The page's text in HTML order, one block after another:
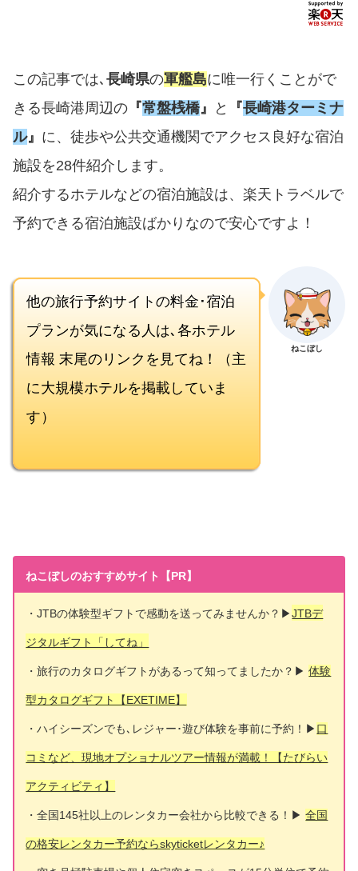
ー直通
港⇒福江空港（ＡＮ
この記事では､ 長崎県の軍艦島に唯一行くことがで
きる長崎港周辺の 『常盤桟橋』 と 『長崎港ターミナ
ル』 に、徒歩や公共交通機関でアクセス良好な宿泊
施設を28件紹介します。
紹介するホテルなどの宿泊施設は、楽天トラベルで
予約できる宿泊施設ばかりなので安心ですよ！
他の旅行予約サイトの料金･宿泊
プランが気になる人は､各ホテル
情報 末尾のリンクを見てね！（主
に大規模ホテルを掲載していま
す）
ねこぼし
ねこぼしのおすすめサイト【PR】
・JTBの体験型ギフトで感動を送ってみませんか？▶JTBデ
ジタルギフト「してね」
・旅行のカタログギフトがあるって知ってましたか？▶体験
型カタログギフト【EXETIME】
・ハイシーズンでも､レジャー･遊び体験を事前に予約！▶ 口
コミなど、現地オプショナルツアー情報が満載！【たびらい
アクティビティ】
・全国145社以上のレンタカー会社から比較できる！▶全国
の格安レンタカー予約ならskyticketレンタカー♪